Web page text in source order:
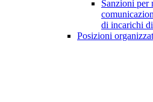
Sanzioni per
di incarichi
Posizioni